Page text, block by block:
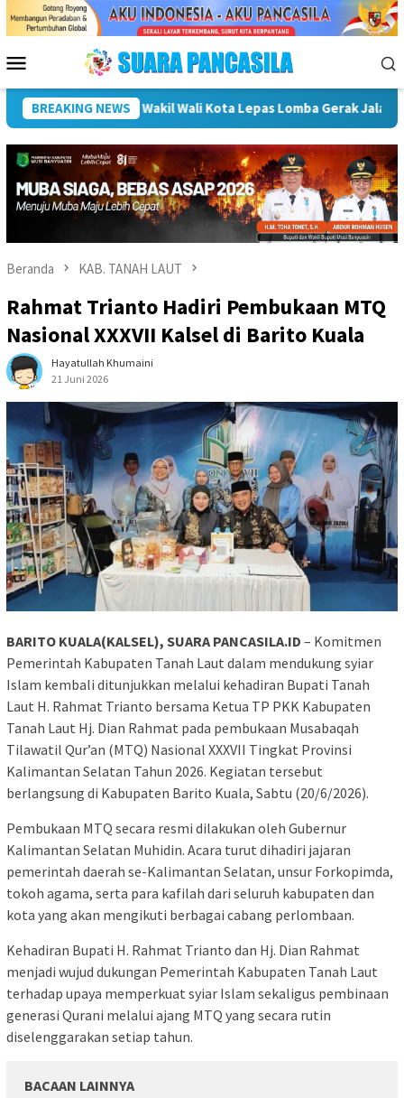
Menu
Mobile
BREAKING NEWS
SMP/MTs Meriahkan HUT ke-81 RI Pemkot Lubuk
Beranda KAB. TANAH LAUT
Rahmat Trianto Hadiri Pembukaan MTQ
Nasional XXXVII Kalsel di Barito Kuala
Hayatullah Khumaini
21 Juni 2026
BARITO KUALA(KALSEL), SUARA PANCASILA.ID – Komitmen
Pemerintah Kabupaten Tanah Laut dalam mendukung syiar
Islam kembali ditunjukkan melalui kehadiran Bupati Tanah
Laut H. Rahmat Trianto bersama Ketua TP PKK Kabupaten
Tanah Laut Hj. Dian Rahmat pada pembukaan Musabaqah
Tilawatil Qur’an (MTQ) Nasional XXXVII Tingkat Provinsi
Kalimantan Selatan Tahun 2026. Kegiatan tersebut
berlangsung di Kabupaten Barito Kuala, Sabtu (20/6/2026).
Pembukaan MTQ secara resmi dilakukan oleh Gubernur
Kalimantan Selatan Muhidin. Acara turut dihadiri jajaran
pemerintah daerah se-Kalimantan Selatan, unsur Forkopimda,
tokoh agama, serta para kafilah dari seluruh kabupaten dan
kota yang akan mengikuti berbagai cabang perlombaan.
Kehadiran Bupati H. Rahmat Trianto dan Hj. Dian Rahmat
menjadi wujud dukungan Pemerintah Kabupaten Tanah Laut
terhadap upaya memperkuat syiar Islam sekaligus pembinaan
generasi Qurani melalui ajang MTQ yang secara rutin
diselenggarakan setiap tahun.
BACAAN LAINNYA